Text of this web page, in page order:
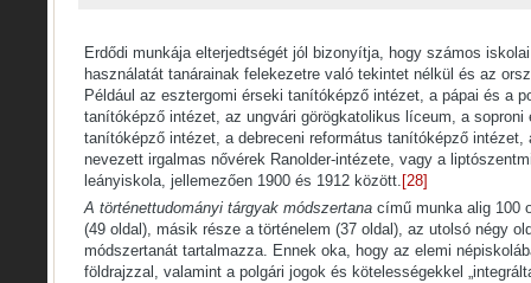
Erdődi munkája elterjedtségét jól bizonyítja, hogy számos
használatát tanárainak felekezetre való tekintet nélkül és az
Például az esztergomi érseki tanítóképző intézet, a pápai és a
tanítóképző intézet, az ungvári görögkatolikus líceum, a
tanítóképző intézet, a debreceni református tanítóképző intézet,
nevezett irgalmas nővérek Ranolder-intézete, vagy a
leányiskola, jellemezően 1900 és 1912 között. [28]
A történettudományi tárgyak módszertana című munka alig 100
(49 oldal), másik része a történelem (37 oldal), az utolsó négy
módszertanát tartalmazza. Ennek oka, hogy az elemi
földrajzzal, valamint a polgári jogok és kötelességekkel